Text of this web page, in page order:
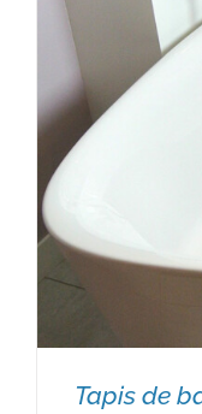
Tapis de